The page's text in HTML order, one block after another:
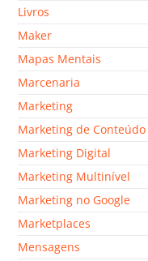
Livros
Maker
Mapas Mentais
Marcenaria
Marketing
Marketing de Conteúdo
Marketing Digital
Marketing Multinível
Marketing no Google
Marketplaces
Mensagens